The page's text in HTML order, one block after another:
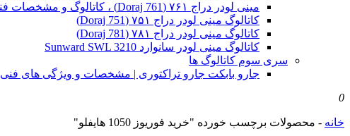
مینی لودر دراج ۷۶۱ (Doraj 761) ، کاتالوگ و مشخصات فنی بابکت دوراج
کاتالوگ مینی لودر دراج ۷۵۱ (Doraj 751)
کاتالوگ مینی لودر دراج ۷۸۱ (Doraj 781)
کاتالوگ مینی لودر سانوارد Sunward SWL 3210
سری سوم کاتالوگ ها
جارو بابکت جارو تراکتوری | مشخصات و ویژگی های فنی
0
خانه - محصولات برچسب خورده "خرید فوریوز 1050 هایفلو"